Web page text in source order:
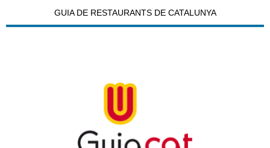
GUIA DE RESTAURANTS DE CATALUNYA